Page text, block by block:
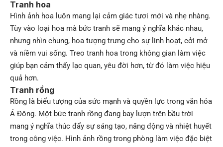
Tranh hoa
Hình ảnh hoa luôn mang lại cảm giác tươi mới và nhẹ nhàng.
Tùy vào loại hoa mà bức tranh sẽ mang ý nghĩa khác nhau,
nhưng nhìn chung, hoa tượng trưng cho sự linh hoạt, cởi mở
và niềm vui sống. Treo tranh hoa trong không gian làm việc
giúp bạn cảm thấy lạc quan, yêu đời hơn, từ đó làm việc hiệu
quả hơn.
Tranh rồng
Rồng là biểu tượng của sức mạnh và quyền lực trong văn hóa
Á Đông. Một bức tranh rồng đang bay lượn trên bầu trời
mang ý nghĩa thúc đẩy sự sáng tạo, năng động và nhiệt huyết
trong công việc. Hình ảnh rồng trong phòng làm việc đặc biệt